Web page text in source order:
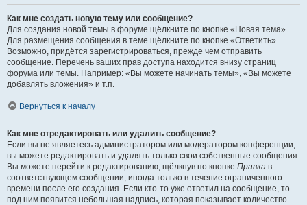
Как мне создать новую тему или сообщение?
Для создания новой темы в форуме щёлкните по кнопке «Новая тема».
Для размещения сообщения в теме щёлкните по кнопке «Ответить».
Возможно, придётся зарегистрироваться, прежде чем отправить
сообщение. Перечень ваших прав доступа находится внизу страниц
форума или темы. Например: «Вы можете начинать темы», «Вы можете
добавлять вложения» и т.п.
Вернуться к началу
Как мне отредактировать или удалить сообщение?
Если вы не являетесь администратором или модератором конференции,
вы можете редактировать и удалять только свои собственные сообщения.
Вы можете перейти к редактированию, щёлкнув по кнопке Правка в
соответствующем сообщении, иногда только в течение ограниченного
времени после его создания. Если кто-то уже ответил на сообщение, то
под ним появится небольшая надпись, которая показывает количество